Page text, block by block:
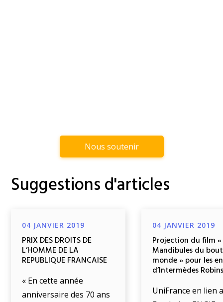
Nous soutenir
Suggestions d'articles
04 JANVIER 2019
PRIX DES DROITS DE
L’HOMME DE LA
REPUBLIQUE FRANCAISE
« En cette année
anniversaire des 70 ans
04 JANVIER 2019
Projection du film «
Mandibules du
monde » pour les
d’Intermèdes
UniFrance en lien